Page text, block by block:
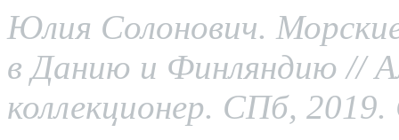
Юлия Солонович.
в Данию и Финляндию //
коллекционер. СПб,